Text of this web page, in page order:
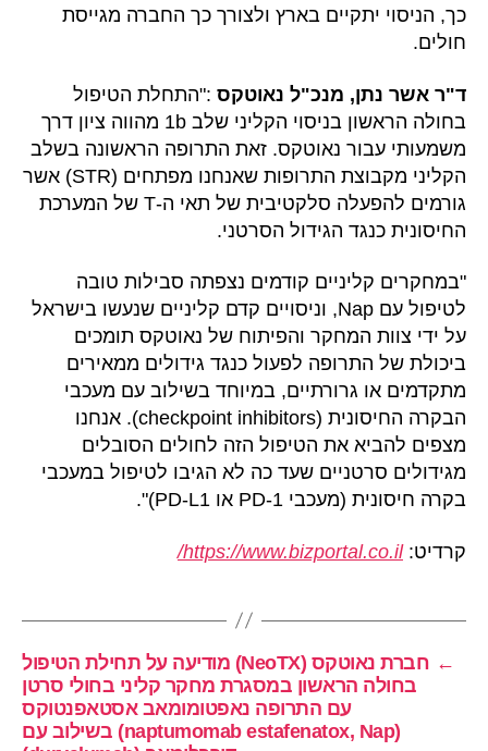
כך, הניסוי יתקיים בארץ ולצורך כך החברה מגייסת
חולים.
ד"ר אשר נתן, מנכ"ל נאוטקס :"התחלת הטיפול
בחולה הראשון בניסוי הקליני שלב 1b מהווה ציון דרך
משמעותי עבור נאוטקס. זאת התרופה הראשונה בשלב
הקליני מקבוצת התרופות שאנחנו מפתחים (STR) אשר
גורמים להפעלה סלקטיבית של תאי ה-T של המערכת
החיסונית כנגד הגידול הסרטני.
"במחקרים קליניים קודמים נצפתה סבילות טובה
לטיפול עם Nap, וניסויים קדם קליניים שנעשו בישראל
על ידי צוות המחקר והפיתוח של נאוטקס תומכים
ביכולת של התרופה לפעול כנגד גידולים ממאירים
מתקדמים או גרורתיים, במיוחד בשילוב עם מעכבי
הבקרה החיסונית (checkpoint inhibitors). אנחנו
מצפים להביא את הטיפול הזה לחולים הסובלים
מגידולים סרטניים שעד כה לא הגיבו לטיפול במעכבי
בקרה חיסונית (מעכבי PD-1 או PD-L1)".
קרדיט:https://www.bizportal.co.il/
←
חברת נאוטקס (NeoTX) מודיעה על תחילת הטיפול
בחולה הראשון במסגרת מחקר קליני בחולי סרטן
עם התרופה נאפטומומאב אסטאפנטוקס
(naptumomab estafenatox, Nap) בשילוב עם